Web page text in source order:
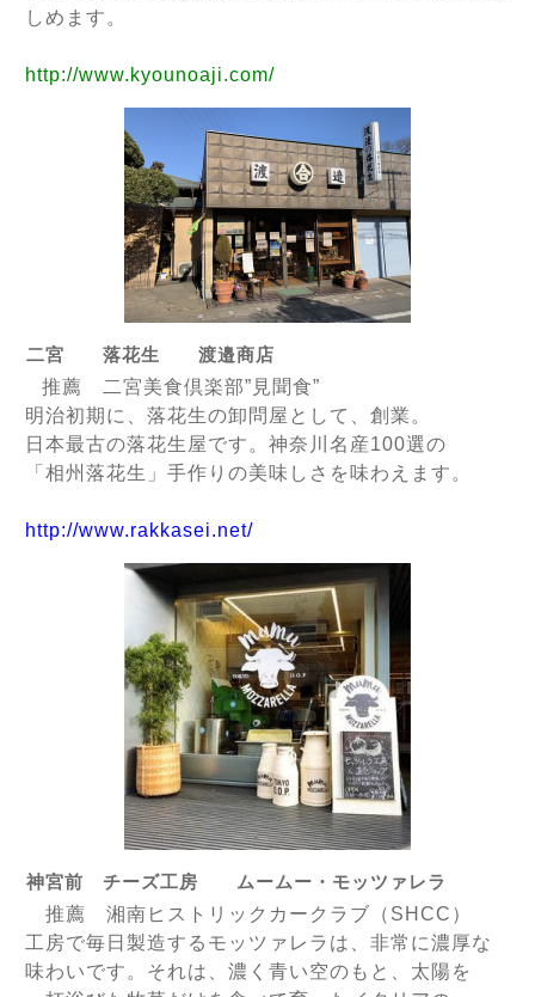
しめます。
http://www.kyounoaji.com/
二宮 落花生 渡邉商店
推薦 二宮美食倶楽部”見聞食”
明治初期に、落花生の卸問屋として、創業。
日本最古の落花生屋です。神奈川名産100選の
「相州落花生」手作りの美味しさを味わえます。
http://www.rakkasei.net/
神宮前 チーズ工房 ムームー・モッツァレラ
推薦 湘南ヒストリックカークラブ（SHCC）
工房で毎日製造するモッツァレラは、非常に濃厚な
味わいです。それは、濃く青い空のもと、太陽を